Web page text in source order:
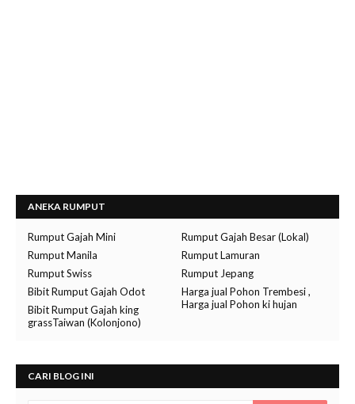
ANEKA RUMPUT
Rumput Gajah Mini
Rumput Gajah Besar (Lokal)
Rumput Manila
Rumput Lamuran
Rumput Swiss
Rumput Jepang
Bibit Rumput Gajah Odot
Harga jual Pohon Trembesi ,
Harga jual Pohon ki hujan
Bibit Rumput Gajah king
grassTaiwan (Kolonjono)
CARI BLOG INI